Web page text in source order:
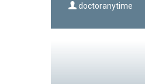
doctoranytime